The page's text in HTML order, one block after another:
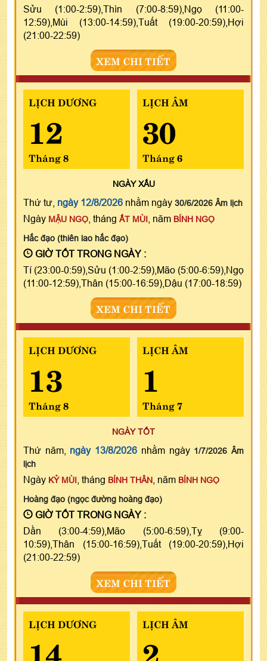
Sửu (1:00-2:59),Thìn (7:00-8:59),Ngọ (11:00-
12:59),Mùi (13:00-14:59),Tuất (19:00-20:59),Hợi
(21:00-22:59)
XEM CHI TIẾT
LỊCH DƯƠNG
12
Tháng 8
LỊCH ÂM
30
Tháng 6
NGÀYXẤU
Thứ tư, ngày 12/8/2026 nhằm ngày 30/6/2026 Âm lịch
Ngày MẬU NGỌ , tháng ẤT MÙI , năm BÍNH NGỌ
Hắc đạo (thiên lao hắc đạo)
GIỜ TỐT TRONG NGÀY :
Tí (23:00-0:59),Sửu (1:00-2:59),Mão (5:00-6:59),Ngọ
(11:00-12:59),Thân (15:00-16:59),Dậu (17:00-18:59)
XEM CHI TIẾT
LỊCH DƯƠNG
13
Tháng 8
LỊCH ÂM
1
Tháng 7
NGÀY TỐT
Thứ năm, ngày 13/8/2026 nhằm ngày 1/7/2026 Âm
lịch
Ngày KỶ MÙI , tháng BÍNH THÂN , năm BÍNH NGỌ
Hoàng đạo (ngọc đường hoàng đạo)
GIỜ TỐT TRONG NGÀY :
Dần (3:00-4:59),Mão (5:00-6:59),Tỵ (9:00-
10:59),Thân (15:00-16:59),Tuất (19:00-20:59),Hợi
(21:00-22:59)
XEM CHI TIẾT
LỊCH DƯƠNG
14
LỊCH ÂM
2